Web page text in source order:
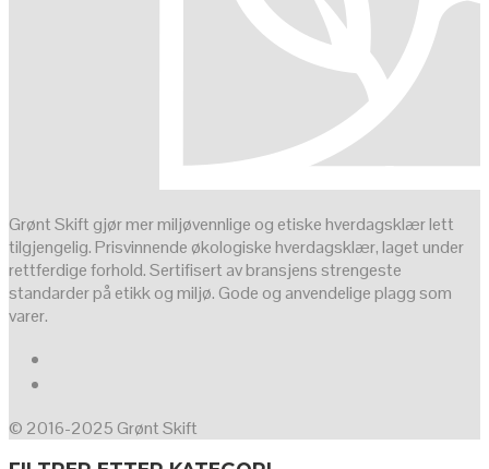
Grønt Skift gjør mer miljøvennlige og etiske hverdagsklær lett
tilgjengelig. Prisvinnende økologiske hverdagsklær, laget under
rettferdige forhold. Sertifisert av bransjens strengeste
standarder på etikk og miljø. Gode og anvendelige plagg som
varer.
© 2016-2025 Grønt Skift